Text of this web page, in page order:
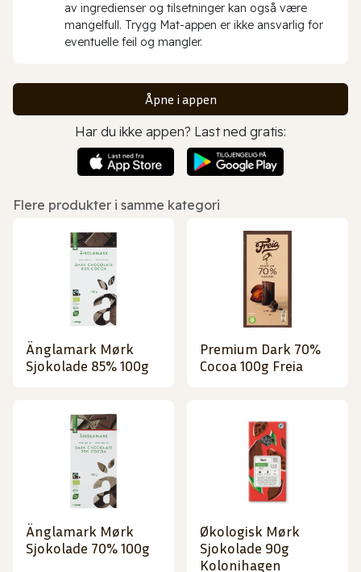
av ingredienser og tilsetninger kan også være
mangelfull. Trygg Mat-appen er ikke ansvarlig for
eventuelle feil og mangler.
Åpne i appen
Har du ikke appen? Last ned gratis:
Flere produkter i samme kategori
Änglamark Mørk
Sjokolade 85% 100g
Premium Dark 70%
Cocoa 100g Freia
Änglamark Mørk
Sjokolade 70% 100g
Økologisk Mørk
Sjokolade 90g
Kolonihagen